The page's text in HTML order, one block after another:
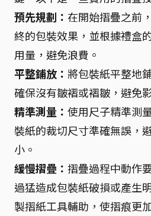
預先規劃： 在開始摺疊之前
終的包裝效果，並根據禮盒
用量，避免浪費。
平整鋪放： 將包裝紙平整地
確保沒有皺褶或褶皺，避免
精準測量： 使用尺子精準測
裝紙的裁切尺寸準確無誤，
小。
緩慢摺疊： 摺疊過程中動作
過猛造成包裝紙破損或產生
製摺紙工具輔助，使摺痕更